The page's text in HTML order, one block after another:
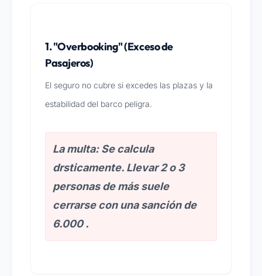
1. "Overbooking" (Exceso de
Pasajeros)
El seguro no cubre si excedes las plazas y la
estabilidad del barco peligra.
La multa: Se calcula
drsticamente. Llevar 2 o 3
personas de más suele
cerrarse con una sanción de
6.000 .